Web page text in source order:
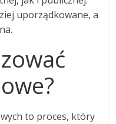
uporządkowane, a
to proces, który